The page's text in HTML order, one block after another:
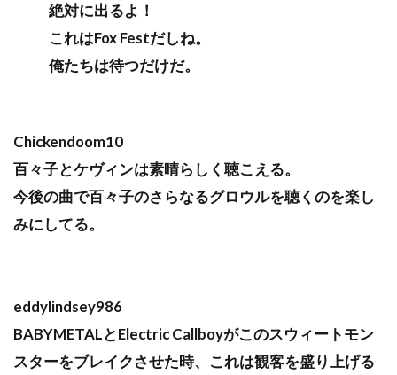
絶対に出るよ！
これはFox Festだしね。
俺たちは待つだけだ。
Chickendoom10
百々子とケヴィンは素晴らしく聴こえる。
今後の曲で百々子のさらなるグロウルを聴くのを楽し
みにしてる。
eddylindsey986
BABYMETALとElectric Callboyがこのスウィートモン
スターをブレイクさせた時、これは観客を盛り上げる